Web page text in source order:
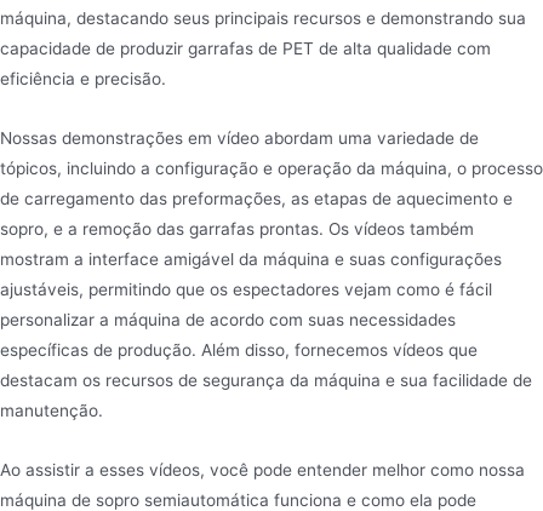
máquina, destacando seus principais recursos e demonstrando sua
capacidade de produzir garrafas de PET de alta qualidade com
eficiência e precisão.
Nossas demonstrações em vídeo abordam uma variedade de
tópicos, incluindo a configuração e operação da máquina, o processo
de carregamento das preformações, as etapas de aquecimento e
sopro, e a remoção das garrafas prontas. Os vídeos também
mostram a interface amigável da máquina e suas configurações
ajustáveis, permitindo que os espectadores vejam como é fácil
personalizar a máquina de acordo com suas necessidades
específicas de produção. Além disso, fornecemos vídeos que
destacam os recursos de segurança da máquina e sua facilidade de
manutenção.
Ao assistir a esses vídeos, você pode entender melhor como nossa
máquina de sopro semiautomática funciona e como ela pode